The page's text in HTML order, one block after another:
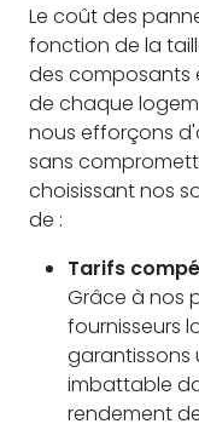
Le coût des
fonction de la
des composants
de chaque
nous efforçons
sans
choisissant nos
de :
Tarifs
Grâce à nos
fournisseurs
garantissons
imbattable
rendement